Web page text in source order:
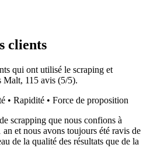
clients
qui ont utilisé le scraping et
Malt, 115 avis (5/5).
• Rapidité • Force de proposition
scrapping que nous confions à
et nous avons toujours été ravis de
de la qualité des résultats que de la